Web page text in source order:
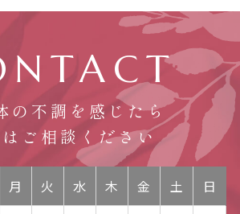
の不調を感じたら
はご相談ください
月 火 水 木 金 土
日